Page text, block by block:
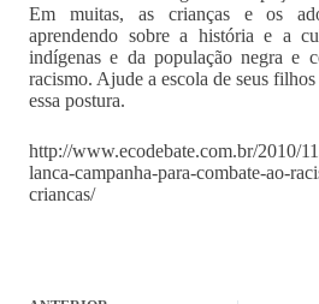
Em muitas, as crianças e os
aprendendo sobre a história e a
indígenas e da população negra e
racismo. Ajude a escola de seus
essa postura.
http://www.ecodebate.com.br/2010/
lanca-campanha-para-combate-ao-
criancas/